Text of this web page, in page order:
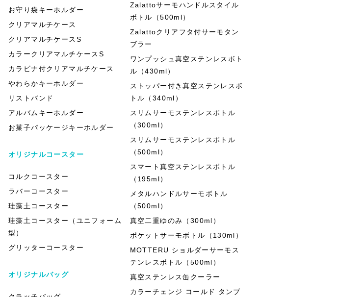
お守り袋キーホルダー
クリアマルチケース
クリアマルチケースS
カラークリアマルチケースS
カラビナ付クリアマルチケース
やわらかキーホルダー
リストバンド
アルバムキーホルダー
お菓子パッケージキーホルダー
オリジナルコースター
コルクコースター
ラバーコースター
珪藻土コースター
珪藻土コースター（ユニフォーム
型）
グリッターコースター
オリジナルバッグ
Zalattoサーモハンドルスタイル
ボトル（500ml）
Zalattoクリアフタ付サーモタン
ブラー
ワンプッシュ真空ステンレスボト
ル（430ml）
ストッパー付き真空ステンレスボ
トル（340ml）
スリムサーモステンレスボトル
（300ml）
スリムサーモステンレスボトル
（500ml）
スマート真空ステンレスボトル
（195ml）
メタルハンドルサーモボトル
（500ml）
真空二重ゆのみ（300ml）
ポケットサーモボトル（130ml）
MOTTERU ショルダーサーモス
テンレスボトル（500ml）
真空ステンレス缶クーラー
カラーチェンジ コールド タンブ